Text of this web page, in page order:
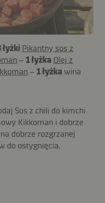
łyżki Pikantny sos z
– 1 łyżka Olej z
– 1 łyżka wina
Sos z chili do kimchi
Kikkoman i dobrze
dobrze rozgrzanej
do ostygnięcia.